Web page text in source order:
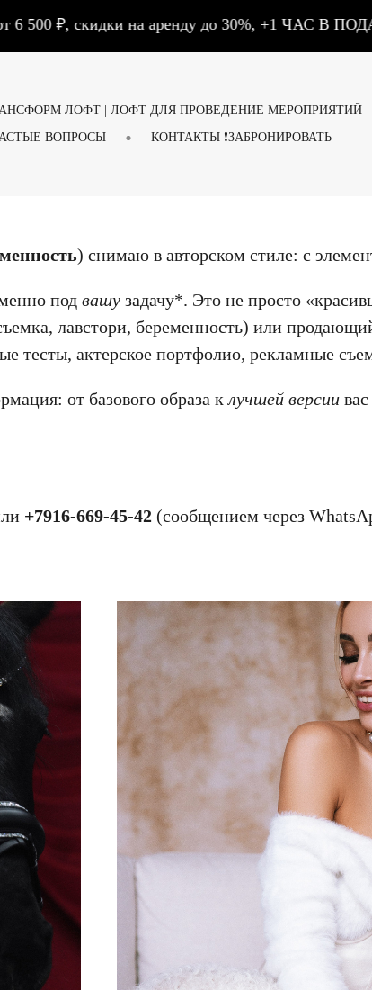
ЛОФТ | ЛОФТ ДЛЯ ПРОВЕДЕНИЕ МЕРОПРИЯТИЙ
ВОПРОСЫ КОНТАКТЫ ❗ЗАБРОНИРОВАТЬ
) снимаю в авторском стиле: с
под вашу задачу*. Это не просто
лавстори, беременность) или
тесты, актерское портфолио, рекламные
от базового образа клучшей версии
+7916-669-45-42 (сообщением через
скидки на аренду до 30%, +1 ЧАС В